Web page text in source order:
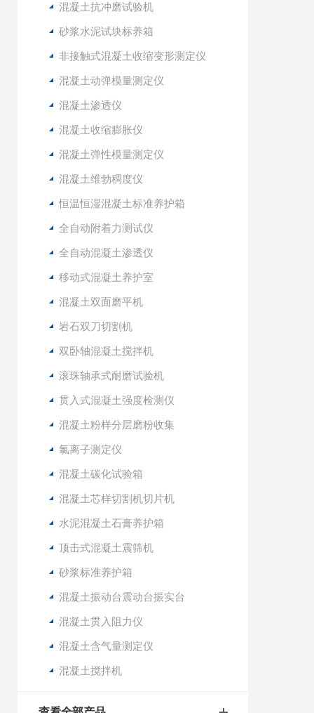
混凝土抗冲磨试验机
砂浆水泥试块标养箱
非接触式混凝土收缩变形测定仪
混凝土动弹模量测定仪
混凝土渗透仪
混凝土收缩膨胀仪
混凝土弹性模量测定仪
混凝土维勃稠度仪
恒温恒湿混凝土标准养护箱
全自动附着力测试仪
全自动混凝土渗透仪
移动式混凝土养护室
混凝土双面磨平机
岩石双刀切割机
双卧轴混凝土搅拌机
滚珠轴承式耐磨试验机
贯入式混凝土强度检测仪
混凝土粉样分层磨粉收集
氯离子测定仪
混凝土碳化试验箱
混凝土芯样切割机切片机
水泥混凝土石膏养护箱
顶击式混凝土震筛机
砂浆标准养护箱
混凝土振动台震动台振实台
混凝土贯入阻力仪
混凝土含气量测定仪
混凝土搅拌机